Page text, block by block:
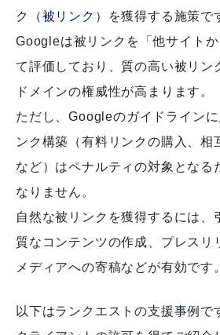
ク（被リンク ）を獲得する施策で
Googleは被リンクを「他サイト
て評価しており、質の高い被リン
ドメインの権威性が高まります。
ただし、Googleのガイドライン
ンク構築（有料リンクの購入、相
など）はペナルティの対象となる
なりません。
自然な被リンクを獲得するには、
質なコンテンツの作成、プレスリ
メディアへの寄稿などが有効です。
以下はランクエストの支援事例で